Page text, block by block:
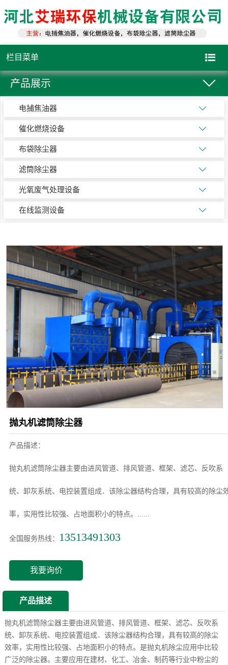
栏目菜单
产品展示
电捕焦油器
催化燃烧设备
布袋除尘器
滤筒除尘器
光氧废气处理设备
在线监测设备
抛丸机滤筒除尘器
产品描述：
抛丸机滤筒除尘器​主要由进风管道、排风管道、框架、滤芯、反吹系
统、卸灰系统、电控装置组成．该除尘器结构合理，具有较高的除尘
率，实用性比较强、占地面积小的特点。......
全国服务热线： 13513491303
我要询价
产品描述
抛丸机滤筒除尘器主要由进风管道、排风管道、框架、滤芯、反吹系
统、卸灰系统、电控装置组成．该除尘器结构合理，具有较高的除尘
效率，实用性比较强、占地面积小的特点。是抛丸机除尘应用中比较
广泛的除尘器。主要应用在建材、化工、冶金、制药等行业中粉尘的